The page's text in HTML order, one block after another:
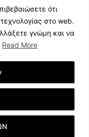
ότι
στο web.
γνώμη και να
Read More